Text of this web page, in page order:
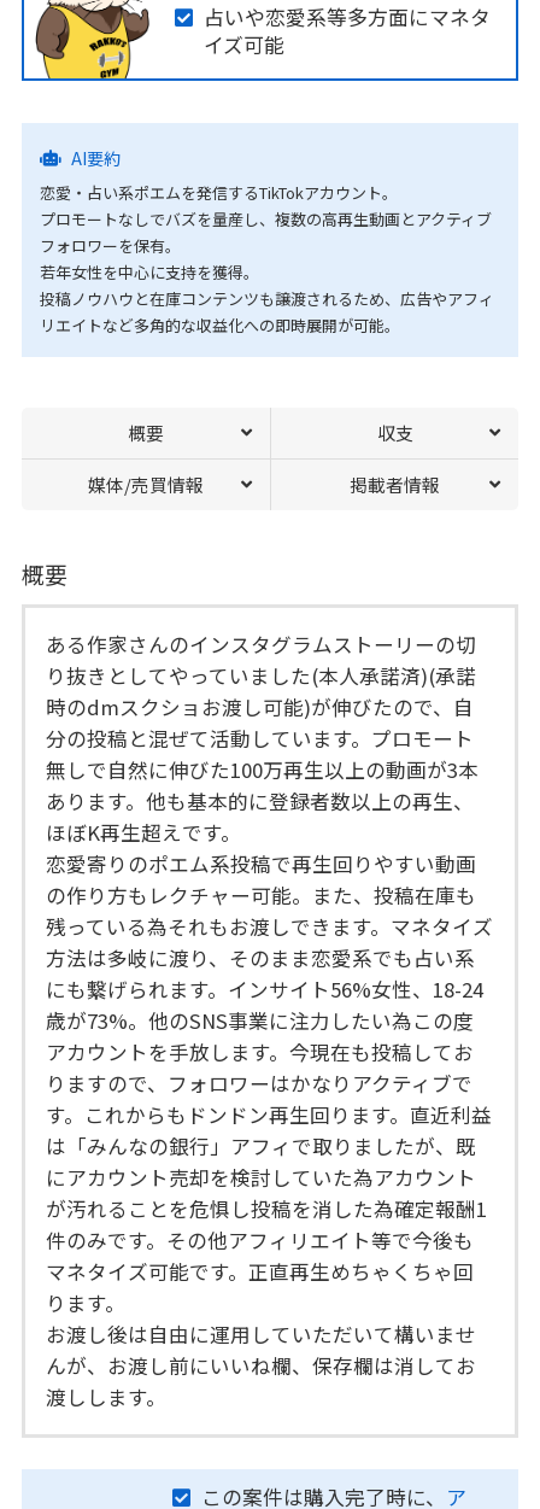
占いや恋愛系等多方面にマネタ
イズ可能
AI要約
恋愛・占い系ポエムを発信するTikTokアカウント。
プロモートなしでバズを量産し、複数の高再生動画とアクティブ
フォロワーを保有。
若年女性を中心に支持を獲得。
投稿ノウハウと在庫コンテンツも譲渡されるため、広告やアフィ
リエイトなど多角的な収益化への即時展開が可能。
概要 収支
媒体/売買情報 掲載者情報
概要
ある作家さんのインスタグラムストーリーの切
り抜きとしてやっていました(本人承諾済)(承諾
時のdmスクショお渡し可能)が伸びたので、自
分の投稿と混ぜて活動しています。プロモート
無しで自然に伸びた100万再生以上の動画が3本
あります。他も基本的に登録者数以上の再生、
ほぼK再生超えです。
恋愛寄りのポエム系投稿で再生回りやすい動画
の作り方もレクチャー可能。また、投稿在庫も
残っている為それもお渡しできます。マネタイズ
方法は多岐に渡り、そのまま恋愛系でも占い系
にも繋げられます。インサイト56%女性、18-24
歳が73%。他のSNS事業に注力したい為この度
アカウントを手放します。今現在も投稿してお
りますので、フォロワーはかなりアクティブで
す。これからもドンドン再生回ります。直近利益
は「みんなの銀行」アフィで取りましたが、既
にアカウント売却を検討していた為アカウント
が汚れることを危惧し投稿を消した為確定報酬1
件のみです。その他アフィリエイト等で今後も
マネタイズ可能です。正直再生めちゃくちゃ回
ります。
お渡し後は自由に運用していただいて構いませ
んが、お渡し前にいいね欄、保存欄は消してお
渡しします。
この案件は購入完了時に、 ア